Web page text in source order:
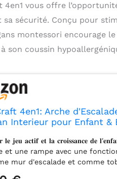
vous offre
sécurité. Conçu pour
montessori encourage
son coussin
4en1: Arche
Interieur pour Enfant &
𝐥𝐞 𝐣𝐞𝐮 𝐚𝐜𝐭𝐢𝐟 𝐞𝐭 𝐥𝐚 𝐜𝐫𝐨𝐢𝐬𝐬𝐚𝐧𝐜𝐞
et une rampe avec une
mur d'escalade et comme